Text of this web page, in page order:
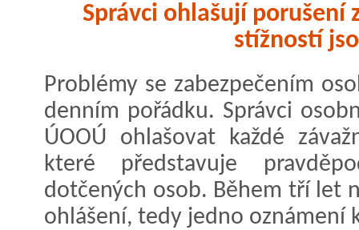
Správci ohlašují porušení
stížností
Problémy se zabezpečením
denním pořádku. Správci
ÚOOÚ ohlašovat každé
které představuje
dotčených osob. Během tří let
ohlášení, tedy jedno oznámení